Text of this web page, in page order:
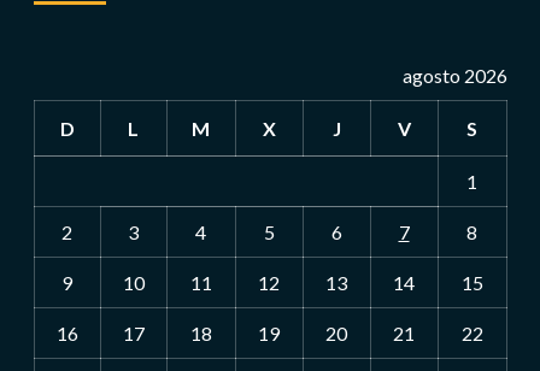
agosto 2026
D L M X J V S
1
2 3 4 5 6 7 8
9 10 11 12 13 14 15
16 17 18 19 20 21 22